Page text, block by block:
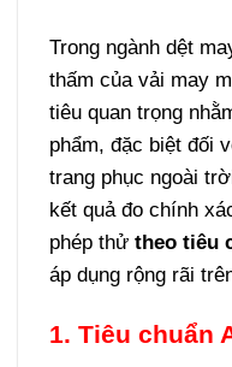
Trong ngành dệt
thấm của vải may
tiêu quan trọng
phẩm, đặc biệt đối
trang phục ngoài
kết quả đo chính
phép thử theo tiêu
áp dụng rộng rãi
1. Tiêu chuẩn